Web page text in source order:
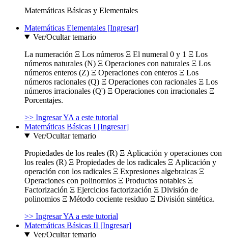
Matemáticas Básicas y Elementales
Matemáticas Elementales [Ingresar]
Ver/Ocultar temario
La numeración Ξ Los números Ξ El numeral 0 y 1 Ξ Los
números naturales (N) Ξ Operaciones con naturales Ξ Los
números enteros (Z) Ξ Operaciones con enteros Ξ Los
números racionales (Q) Ξ Operaciones con racionales Ξ Los
números irracionales (Q') Ξ Operaciones con irracionales Ξ
Porcentajes.
>> Ingresar YA a este tutorial
Matemáticas Básicas I [Ingresar]
Ver/Ocultar temario
Propiedades de los reales (R) Ξ Aplicación y operaciones con
los reales (R) Ξ Propiedades de los radicales Ξ Aplicación y
operación con los radicales Ξ Expresiones algebraicas Ξ
Operaciones con polinomios Ξ Productos notables Ξ
Factorización Ξ Ejercicios factorización Ξ División de
polinomios Ξ Método cociente residuo Ξ División sintética.
>> Ingresar YA a este tutorial
Matemáticas Básicas II [Ingresar]
Ver/Ocultar temario